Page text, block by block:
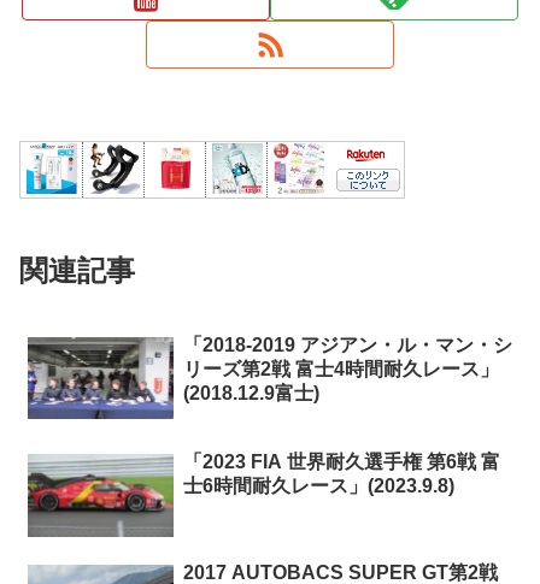
関連記事
「2018-2019 アジアン・ル・マン・シ
リーズ第2戦 富士4時間耐久レース」
(2018.12.9富士)
「2023 FIA 世界耐久選手権 第6戦 富
士6時間耐久レース」(2023.9.8)
2017 AUTOBACS SUPER GT第2戦